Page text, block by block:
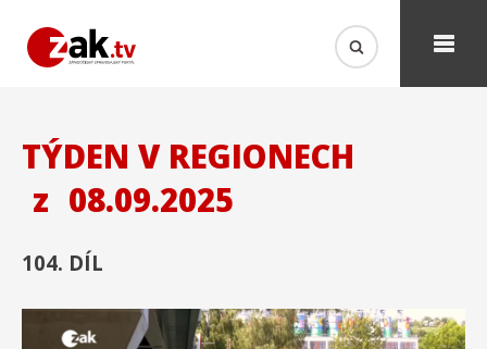
TÝDEN V REGIONECH
z 08.09.2025
104. DÍL